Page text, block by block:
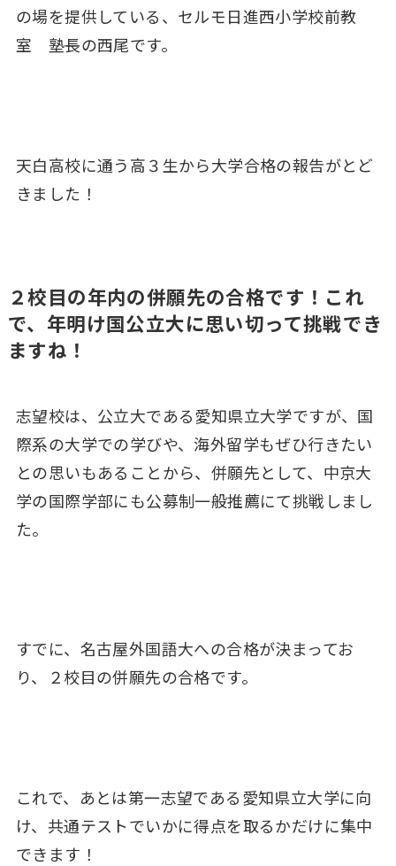
の場を提供している、セルモ日進西小学校前教
室 塾長の西尾です。
天白高校に通う高３生から大学合格の報告がとど
きました！
２校目の年内の併願先の合格です！これ
で、年明け国公立大に思い切って挑戦でき
ますね！
志望校は、公立大である愛知県立大学ですが、国
際系の大学での学びや、海外留学もぜひ行きたい
との思いもあることから、併願先として、中京大
学の国際学部にも公募制一般推薦にて挑戦しまし
た。
すでに、名古屋外国語大への合格が決まってお
り、２校目の併願先の合格です。
これで、あとは第一志望である愛知県立大学に向
け、共通テストでいかに得点を取るかだけに集中
できます！